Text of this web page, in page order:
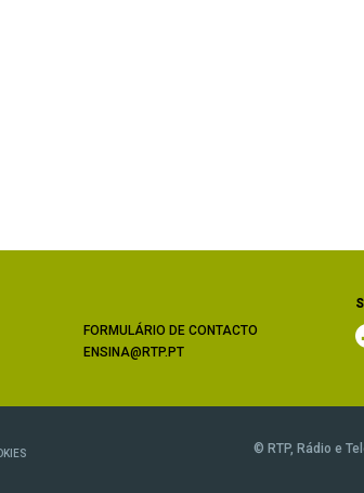
FORMULÁRIO DE CONTACTO
ENSINA@RTP.PT
© RTP, Rádio e